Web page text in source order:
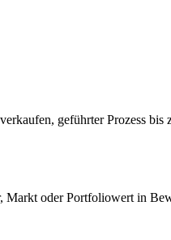
geführter Prozess bis
Markt oder Portfoliowert in